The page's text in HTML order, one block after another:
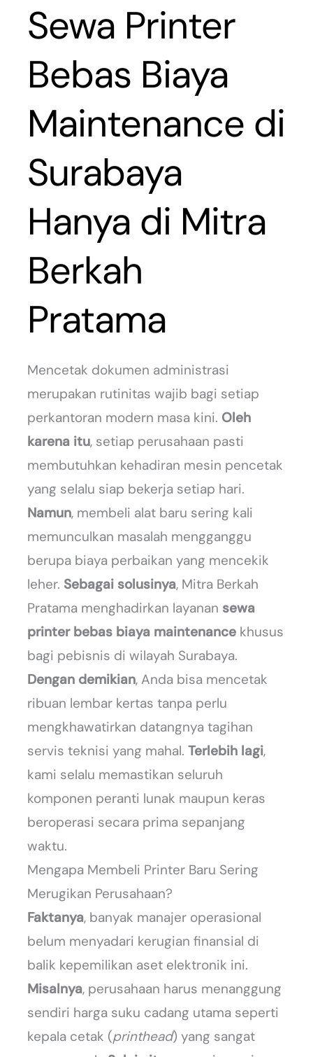
Sewa Printer
Bebas Biaya
Maintenance di
Surabaya
Hanya di Mitra
Berkah
Pratama
Mencetak dokumen administrasi
merupakan rutinitas wajib bagi setiap
perkantoran modern masa kini. Oleh
karena itu, setiap perusahaan pasti
membutuhkan kehadiran mesin pencetak
yang selalu siap bekerja setiap hari.
Namun, membeli alat baru sering kali
memunculkan masalah mengganggu
berupa biaya perbaikan yang mencekik
leher. Sebagai solusinya, Mitra Berkah
Pratama menghadirkan layanan sewa
printer bebas biaya maintenance khusus
bagi pebisnis di wilayah Surabaya.
Dengan demikian, Anda bisa mencetak
ribuan lembar kertas tanpa perlu
mengkhawatirkan datangnya tagihan
servis teknisi yang mahal.Terlebih lagi,
kami selalu memastikan seluruh
komponen peranti lunak maupun keras
beroperasi secara prima sepanjang
waktu.
Mengapa Membeli Printer Baru Sering
Merugikan Perusahaan?
Faktanya, banyak manajer operasional
belum menyadari kerugian finansial di
balik kepemilikan aset elektronik ini.
Misalnya, perusahaan harus menanggung
sendiri harga suku cadang utama seperti
kepala cetak (printhead) yang sangat